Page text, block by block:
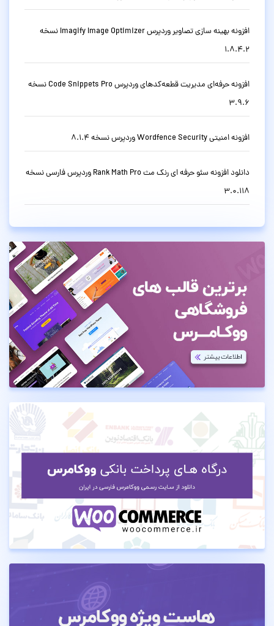
افزونه بهینه سازی تصاویر وردپرس Imagify Image Optimizer نسخه
1.8.4.2
افزونه حرفه‌ای مدیریت قطعه‌کدهای وردپرس Code Snippets Pro نسخه
3.9.6
افزونه امنیتی Wordfence Security وردپرس نسخه 8.1.4
دانلود افزونه سئو حرفه ای رنک مث Rank Math Pro وردپرس فارسی نسخه
3.0.118